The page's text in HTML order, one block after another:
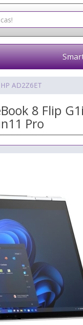
HP AD2Z6ET
8 Flip
Pro